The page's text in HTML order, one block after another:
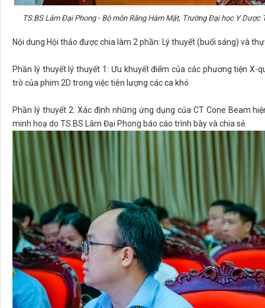
TS.BS Lâm Đại Phong - Bộ môn Răng Hàm Mặt, Trường Đại học Y
Nội dung Hội thảo được chia làm 2 phần: Lý thuyết (buổi sáng) và
Phần lý thuyết lý thuyết 1: Ưu khuyết điểm của các phương tiện
trò của phim 2D trong việc tiên lượng các ca khó.
Phần lý thuyết 2: Xác định những ứng dụng của CT Cone Beam
minh hoạ do TS.BS Lâm Đại Phong báo cáo trình bày và chia sẻ.